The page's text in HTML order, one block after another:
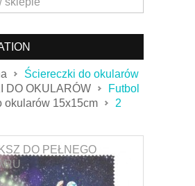
DO OKULARÓW
okularów 15x15cm
Ściereczki do okularów
Futbol
2
DO PEŁNEGO